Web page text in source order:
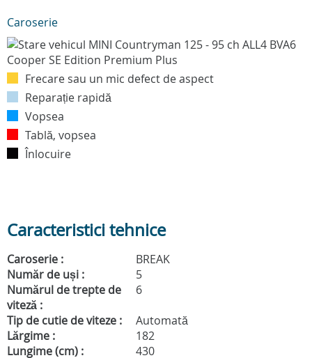
Caroserie
Frecare sau un mic defect de aspect
Reparație rapidă
Vopsea
Tablă, vopsea
Înlocuire
Caracteristici tehnice
Caroserie :
BREAK
Număr de uși :
5
Numărul de trepte de
viteză :
6
Tip de cutie de viteze :
Automată
Lărgime :
182
Lungime (cm) :
430